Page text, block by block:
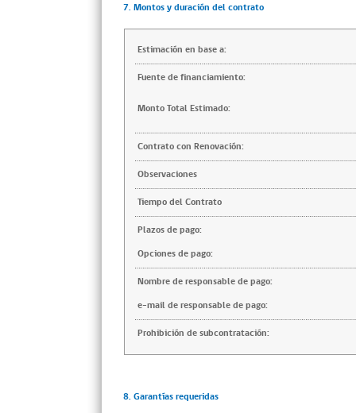
7. Montos y duración del contrato
Estimación en base a:
Fuente de financiamiento:
Monto Total Estimado:
Contrato con Renovación:
Observaciones
Tiempo del Contrato
Plazos de pago:
Opciones de pago:
Nombre de responsable de pago:
e-mail de responsable de pago:
Prohibición de subcontratación:
8. Garantías requeridas